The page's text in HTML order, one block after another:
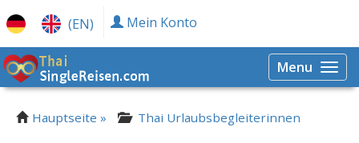
(EN) Mein Konto
Menu
Hauptseite » Thai Urlaubsbegleiterinnen